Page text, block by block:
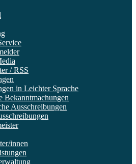
/ RSS
in Leichter Sprache
Bekanntmachungen
Ausschreibungen
innen